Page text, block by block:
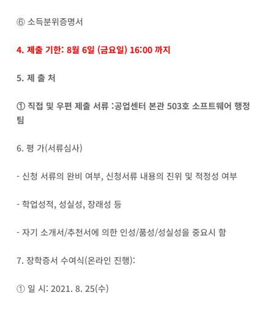
⑥ 소득분위증명서
4. 제출 기한: 8월 6일 (금요일) 16:00 까지
5. 제 출 처
① 직접 및 우편 제출 서류 :공업센터 본관 503호 소프트웨어 행정
팀
6. 평 가(서류심사)
- 신청 서류의 완비 여부, 신청서류 내용의 진위 및 적정성 여부
- 학업성적, 성실성, 장래성 등
- 자기 소개서/추천서에 의한 인성/품성/성실성을 중요시 함
7. 장학증서 수여식(온라인 진행):
① 일 시: 2021. 8. 25(수)